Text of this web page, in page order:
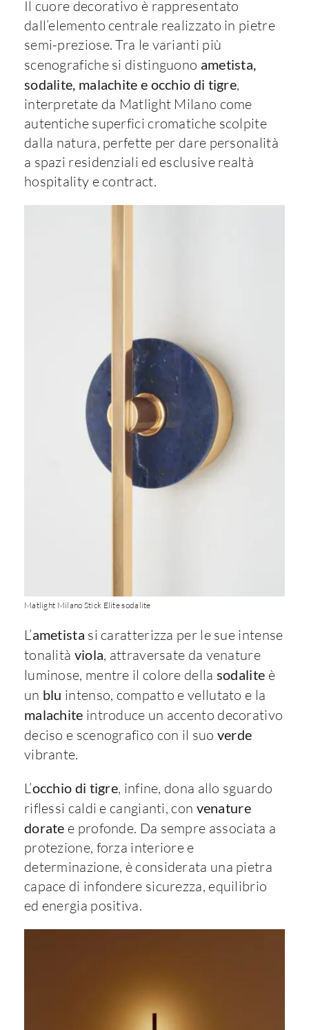
Il cuore decorativo è rappresentato
dall’elemento centrale realizzato in pietre
semi-preziose. Tra le varianti più
scenografiche si distinguono ametista,
sodalite, malachite e occhio di tigre,
interpretate da Matlight Milano come
autentiche superfici cromatiche scolpite
dalla natura, perfette per dare personalità
a spazi residenziali ed esclusive realtà
hospitality e contract.
Matlight Milano Stick Elite sodalite
L’ametista si caratterizza per le sue intense
tonalità viola, attraversate da venature
luminose, mentre il colore della sodalite è
un blu intenso, compatto e vellutato e la
malachite introduce un accento decorativo
deciso e scenografico con il suo verde
vibrante.
L’occhio di tigre, infine, dona allo sguardo
riflessi caldi e cangianti, con venature
dorate e profonde. Da sempre associata a
protezione, forza interiore e
determinazione, è considerata una pietra
capace di infondere sicurezza, equilibrio
ed energia positiva.